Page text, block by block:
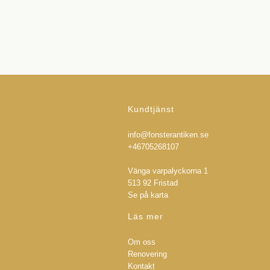
Kundtjänst
info@fonsterantiken.se
+46705268107
Vänga varpalyckorna 1
513 92 Fristad
Se på karta
Läs mer
Om oss
Renovering
Kontakt